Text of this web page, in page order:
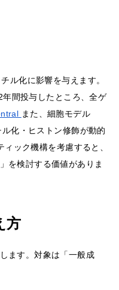
ル化に影響を与えます。
間投与したところ、全ゲ
また、細胞モデル
化・ヒストン修飾が動的
ック機構を考慮すると、
を検討する価値がありま
方
ます。対象は「一般成